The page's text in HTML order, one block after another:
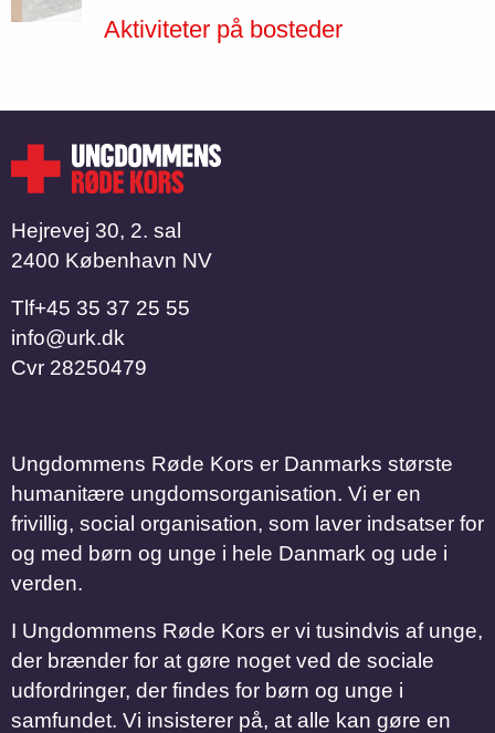
Aktiviteter på bosteder
Hejrevej 30, 2. sal
2400 København NV
Tlf​​​​​​​+45 35 37 25 55
info@urk.dk
Cvr 28250479
Ungdommens Røde Kors er Danmarks største
humanitære ungdomsorganisation. Vi er en
frivillig, social organisation, som laver indsatser for
og med børn og unge i hele Danmark og ude i
verden.
I Ungdommens Røde Kors er vi tusindvis af unge,
der brænder for at gøre noget ved de sociale
udfordringer, der findes for børn og unge i
samfundet. Vi insisterer på, at alle kan gøre en